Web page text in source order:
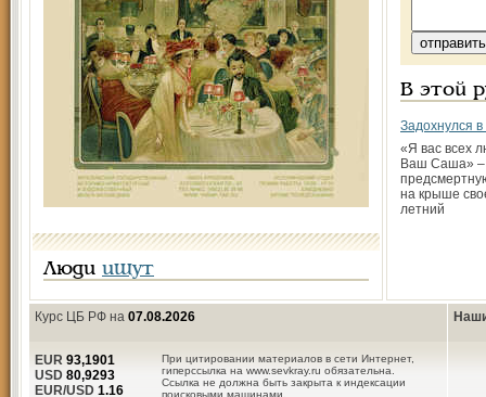
Люди ищут
В этой
Задохнулся в
«Я вас всех
Ваш Саша» –
на крыше
летний
Курс ЦБ РФ на 07.08.2026
При цитировании материалов в сети Интернет,
гиперссылка на www.sevkray.ru обязательна.
Ссылка не должна быть закрыта к индексации
поисковыми машинами.
EUR 93,1901
USD 80,9293
EUR/USD 1.16